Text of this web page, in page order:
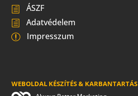
ÁSZF
Adatvédelem
Impresszum
WEBOLDAL KÉSZÍTÉS & KARBANTARTÁS